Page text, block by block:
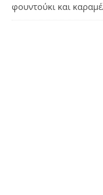
φουντούκι και